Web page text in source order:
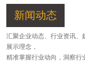
新闻动态
汇聚企业动态、行业资讯
展示理念，
精准掌握行业动向，洞察行